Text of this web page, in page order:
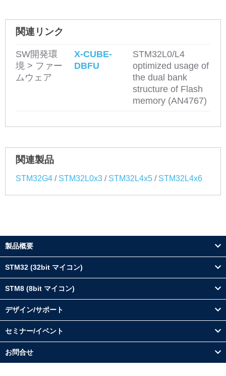
関連リンク
SW開発環
境 > ファー
ムウェア
X-CUBE-
DBFU
STM32L0/L4
optimized usage of
the dual bank
structure of Flash
memory (AN4767)
関連製品
STM32G4 / STM32L0x3 / STM32L4x5 / STM32L4x6
製品概要
STM32 (32bit マイコン)
STM8 (8bit マイコン)
デザイン/サポート
セミナー/イベント
お問合せ